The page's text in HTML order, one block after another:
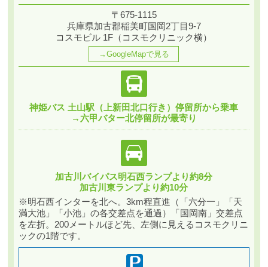
〒675-1115
兵庫県加古郡稲美町国岡2丁目9-7
コスモビル 1F（コスモクリニック横）
→GoogleMapで見る
神姫バス 土山駅（上新田北口行き）停留所から乗車
→六甲バター北停留所が最寄り
加古川バイパス明石西ランプより約8分
加古川東ランプより約10分
※明石西インターを北へ。3km程直進（「六分一」「天
満大池」「小池」の各交差点を通過）「国岡南」交差点
を左折。200メートルほど先、左側に見えるコスモクリニ
ックの1階です。